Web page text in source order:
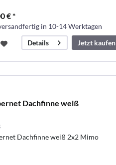
€ *
in 10-14 Werktagen
Details
Jetzt kaufen
Dachfinne weiß
Dachfinne weiß 2x2 Mimo